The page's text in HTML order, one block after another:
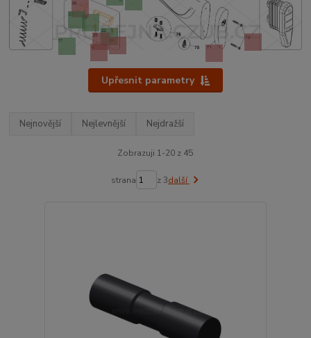
Upřesnit parametry
Nejnovější Nejlevnější Nejdražší
Zobrazuji 1-20 z 45
strana z 3další